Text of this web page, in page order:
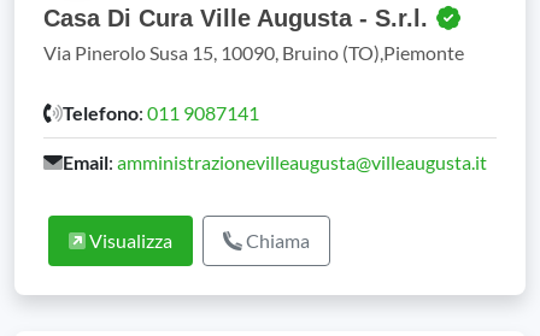
Casa Di Cura Ville Augusta - S.r.l.
Via Pinerolo Susa 15, 10090, Bruino (TO),Piemonte
Telefono: 011 9087141
Email: amministrazionevilleaugusta@villeaugusta.it
Visualizza Chiama